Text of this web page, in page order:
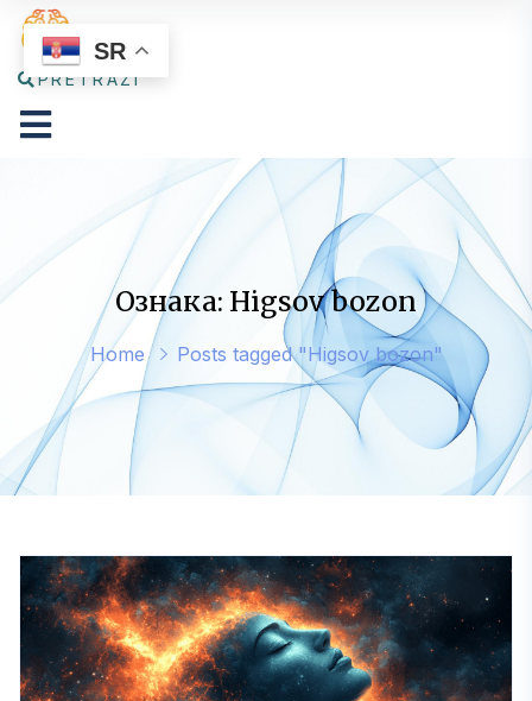
PRETRAŽI
Ознака: Higsov bozon
Home Posts tagged "Higsov bozon"
SR